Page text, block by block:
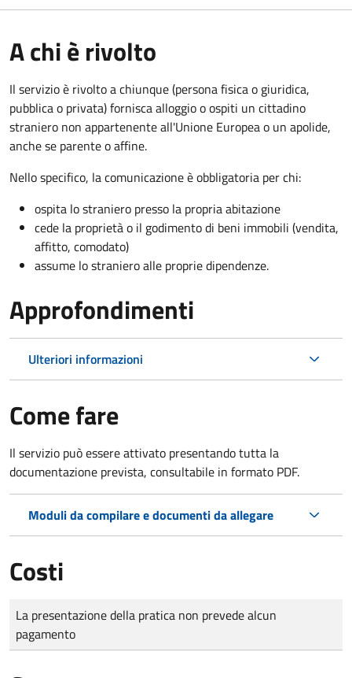
A chi è rivolto
Il servizio è rivolto a chiunque (persona fisica o giuridica,
pubblica o privata) fornisca alloggio o ospiti un cittadino
straniero non appartenente all'Unione Europea o un apolide,
anche se parente o affine.
Nello specifico, la comunicazione è obbligatoria per chi:
ospita lo straniero presso la propria abitazione
cede la proprietà o il godimento di beni immobili (vendita,
affitto, comodato)
assume lo straniero alle proprie dipendenze.
Approfondimenti
Ulteriori informazioni
Come fare
Il servizio può essere attivato presentando tutta la
documentazione prevista, consultabile in formato PDF.
Moduli da compilare e documenti da allegare
Costi
Tipo di pagamento
Importo
La presentazione della pratica non prevede alcun
pagamento